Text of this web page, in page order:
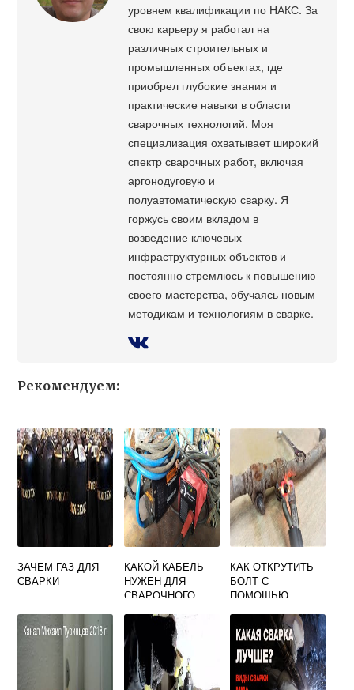
уровнем квалификации по НАКС. За
свою карьеру я работал на
различных строительных и
промышленных объектах, где
приобрел глубокие знания и
практические навыки в области
сварочных технологий. Моя
специализация охватывает широкий
спектр сварочных работ, включая
аргонодуговую и
полуавтоматическую сварку. Я
горжусь своим вкладом в
возведение ключевых
инфраструктурных объектов и
постоянно стремлюсь к повышению
своего мастерства, обучаясь новым
методикам и технологиям в сварке.
Рекомендуем:
ЗАЧЕМ ГАЗ ДЛЯ
СВАРКИ
КАКОЙ КАБЕЛЬ
НУЖЕН ДЛЯ
СВАРОЧНОГО
АМПЕР
КАК ОТКРУТИТЬ
БОЛТ С
ПОМОЩЬЮ